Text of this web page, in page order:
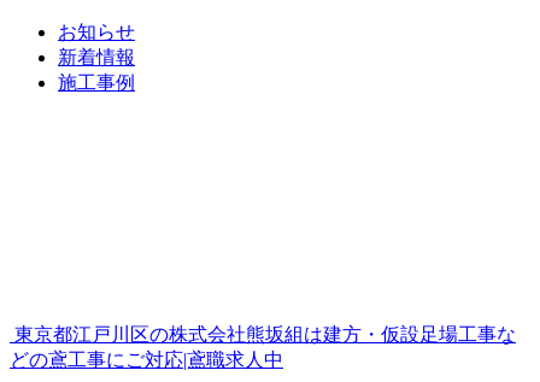
お知らせ
新着情報
施工事例
東京都江戸川区の株式会社熊坂組は建方・仮設足場工事な
どの鳶工事にご対応|鳶職求人中